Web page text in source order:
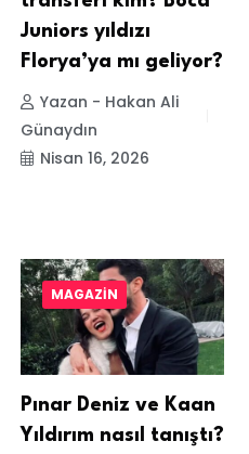
Juniors yıldızı
Florya’ya mı geliyor?
Yazan - Hakan Ali
Günaydın
Nisan 16, 2026
MAGAZIN
Pınar Deniz ve Kaan
Yıldırım nasıl tanıştı?